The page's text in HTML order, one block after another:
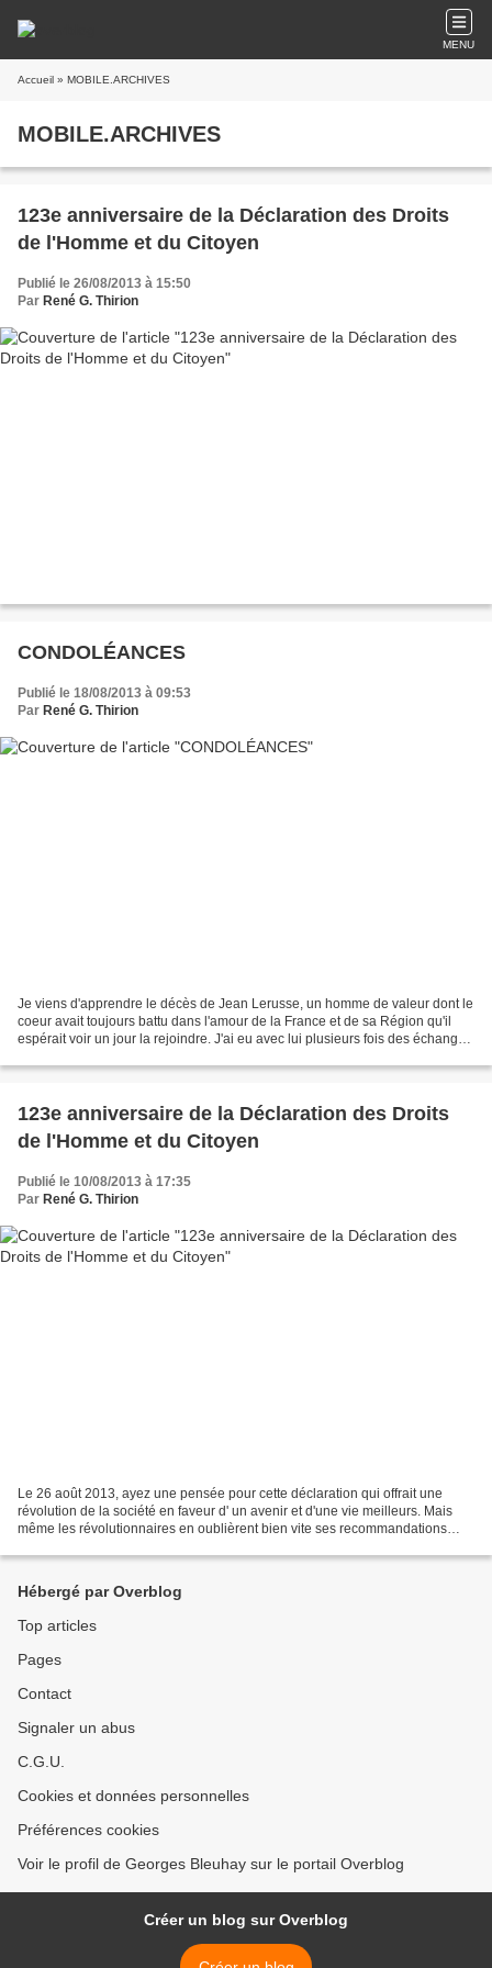
MENU
Accueil » MOBILE.ARCHIVES
MOBILE.ARCHIVES
123e anniversaire de la Déclaration des Droits
de l'Homme et du Citoyen
Publié le 26/08/2013 à 15:50
Par René G. Thirion
CONDOLÉANCES
Publié le 18/08/2013 à 09:53
Par René G. Thirion
Je viens d'apprendre le décès de Jean Lerusse, un homme de valeur dont le
coeur avait toujours battu dans l'amour de la France et de sa Région qu'il
espérait voir un jour la rejoindre. J'ai eu avec lui plusieurs fois des échanges
123e anniversaire de la Déclaration des Droits
de l'Homme et du Citoyen
Publié le 10/08/2013 à 17:35
Par René G. Thirion
Le 26 août 2013, ayez une pensée pour cette déclaration qui offrait une
révolution de la société en faveur d' un avenir et d'une vie meilleurs. Mais
même les révolutionnaires en oublièrent bien vite ses recommandations
Hébergé par Overblog
Top articles
Pages
Contact
Signaler un abus
C.G.U.
Cookies et données personnelles
Préférences cookies
Voir le profil de Georges Bleuhay sur le portail Overblog
Créer un blog sur Overblog